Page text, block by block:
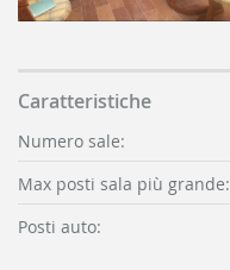
Caratteristiche
Numero sale:
Max posti sala più grande:
Posti auto: